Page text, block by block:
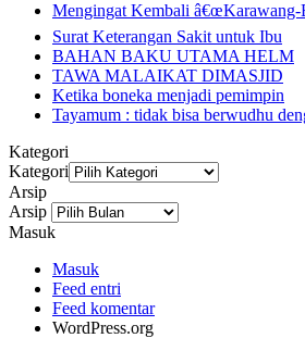
Mengingat Kembali â€œKarawang-
Surat Keterangan Sakit untuk Ibu
BAHAN BAKU UTAMA HELM
TAWA MALAIKAT DIMASJID
Ketika boneka menjadi pemimpin
Tayamum : tidak bisa berwudhu
Kategori
Kategori
Arsip
Arsip
Masuk
Masuk
Feed entri
Feed komentar
WordPress.org